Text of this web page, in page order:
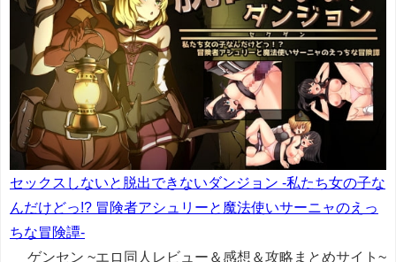
セックスしないと脱出できないダンジョン -私たち女の子な
んだけどっ!? 冒険者アシュリーと魔法使いサーニャのえっ
ちな冒険譚-
ゲンセン ~エロ同人レビュー＆感想＆攻略まとめサイト~